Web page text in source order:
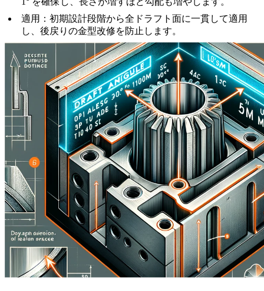
適用 ：初期設計段階から全ドラフト面に一貫して適用
し、後戻りの金型改修を防止します。